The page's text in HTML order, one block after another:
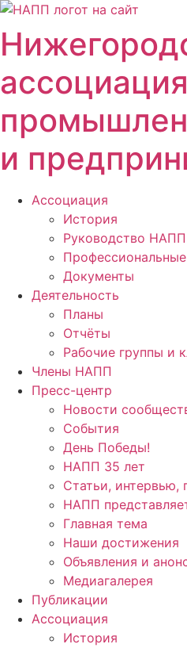
Перейти
содержимому
ассоциация
и
Ассоциация
История
Руководство НАПП
Документы
Деятельность
Планы
Отчёты
Рабочие группы и
Члены НАПП
Пресс-центр
Новости
События
День Победы!
НАПП 35 лет
Статьи,
НАПП
Главная тема
Наши достижения
Объявления и
Медиагалерея
Публикации
Ассоциация
История